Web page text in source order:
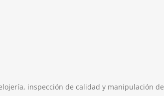
inspección de calidad y manipulación